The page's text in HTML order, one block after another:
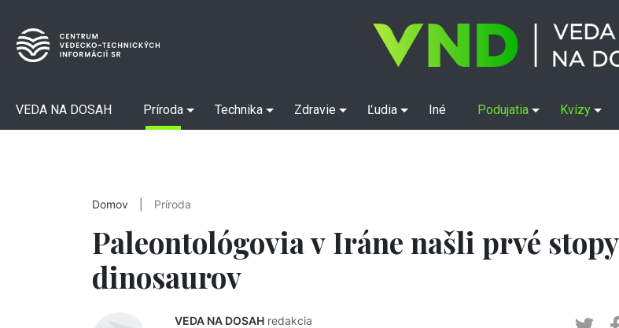
VEDA NA DOSAH Príroda Technika Zdravie Ľudia Iné Podujatia Kvízy
Domov Príroda
Paleontológovia v Iráne našli prvé stopy
dinosaurov
VEDA NA DOSAH redakcia